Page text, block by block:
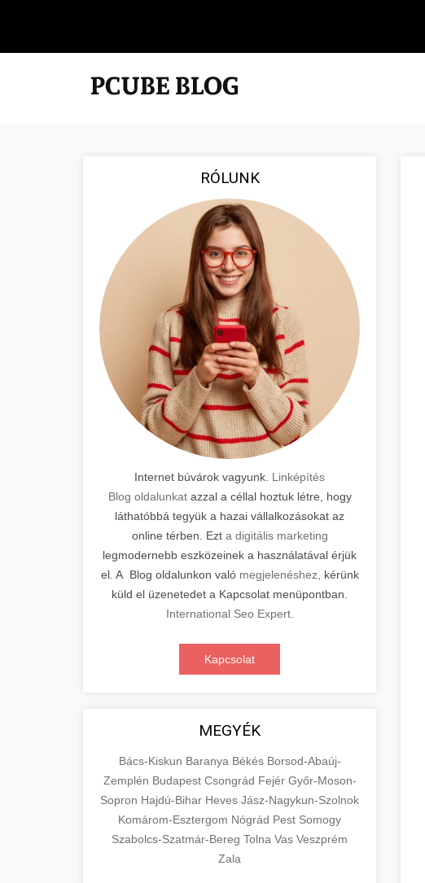
RÓLUNK
Internet búvárok vagyunk. Linképítés
Blog oldalunkatazzal a céllal hoztuk létre, hogy
láthatóbbá tegyük a hazai vállalkozásokat az
online térben. Ezt a digitális marketing
legmodernebb eszközeinek a használatával érjük
el. A Blog oldalunkon való megjelenéshez,
kérünk
küld el üzenetedet a Kapcsolat menüpontban.
International Seo Expert.
Kapcsolat
MEGYÉK
Bács-Kiskun Baranya Békés Borsod-Abaúj-
Zemplén Budapest Csongrád Fejér Győr-Moson-
Sopron Hajdú-Bihar Heves Jász-Nagykun-Szolnok
Komárom-Esztergom Nógrád Pest Somogy
Szabolcs-Szatmár-Bereg Tolna Vas Veszprém
Zala